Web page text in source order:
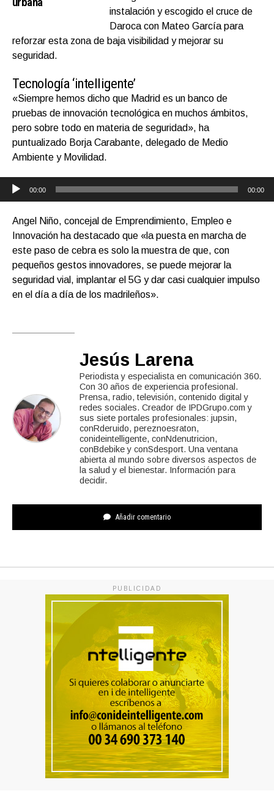
instalación y escogido el cruce de
Daroca con Mateo García para
reforzar esta zona de baja visibilidad y mejorar su
seguridad.
Tecnología ‘intelligente’
«Siempre hemos dicho que Madrid es un banco de
pruebas de innovación tecnológica en muchos ámbitos,
pero sobre todo en materia de seguridad», ha
puntualizado Borja Carabante, delegado de Medio
Ambiente y Movilidad.
audio
00:00 00:00
Angel Niño, concejal de Emprendimiento, Empleo e
Innovación ha destacado que «la puesta en marcha de
este paso de cebra es solo la muestra de que, con
pequeños gestos innovadores, se puede mejorar la
seguridad vial, implantar el 5G y dar casi cualquier impulso
en el día a día de los madrileños».
Jesús Larena
Periodista y especialista en comunicación 360.
Con 30 años de experiencia profesional.
Prensa, radio, televisión, contenido digital y
redes sociales. Creador de IPDGrupo.com y
sus siete portales profesionales: jupsin,
conRderuido, pereznoesraton,
conideintelligente, conNdenutricion,
conBdebike y conSdesport. Una ventana
abierta al mundo sobre diversos aspectos de
la salud y el bienestar. Información para
decidir.
Añadir comentario
PUBLICIDAD